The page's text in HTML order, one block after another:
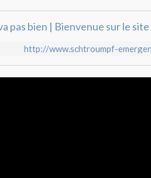
http://www.schtroumpf-